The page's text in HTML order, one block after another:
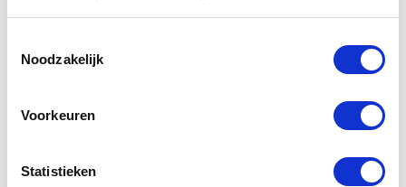
Noodzakelijk
Voorkeuren
Statistieken